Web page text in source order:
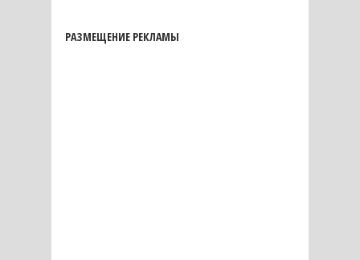
РАЗМЕЩЕНИЕ РЕКЛАМЫ